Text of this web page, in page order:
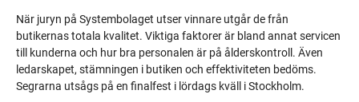
När juryn på Systembolaget utser vinnare utgår de från
butikernas totala kvalitet. Viktiga faktorer är bland annat servicen
till kunderna och hur bra personalen är på ålderskontroll. Även
ledarskapet, stämningen i butiken och effektiviteten bedöms.
Segrarna utsågs på en finalfest i lördags kväll i Stockholm.